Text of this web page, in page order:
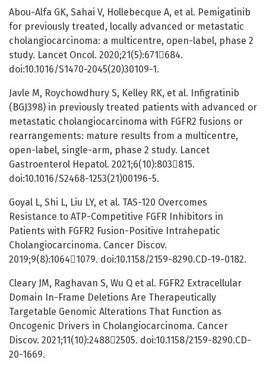
Abou-Alfa GK, Sahai V, Hollebecque A, et al. Pemigatinib
for previously treated, locally advanced or metastatic
cholangiocarcinoma: a multicentre, open-label, phase 2
study. Lancet Oncol. 2020;21(5):671684.
doi:10.1016/S1470-2045(20)30109-1.
Javle M, Roychowdhury S, Kelley RK, et al. Infigratinib
(BGJ398) in previously treated patients with advanced or
metastatic cholangiocarcinoma with FGFR2 fusions or
rearrangements: mature results from a multicentre,
open-label, single-arm, phase 2 study. Lancet
Gastroenterol Hepatol. 2021;6(10):803815.
doi:10.1016/S2468-1253(21)00196-5.
Goyal L, Shi L, Liu LY, et al. TAS-120 Overcomes
Resistance to ATP-Competitive FGFR Inhibitors in
Patients with FGFR2 Fusion-Positive Intrahepatic
Cholangiocarcinoma. Cancer Discov.
2019;9(8):10641079. doi:10.1158/2159-8290.CD-19-0182.
Cleary JM, Raghavan S, Wu Q et al. FGFR2 Extracellular
Domain In-Frame Deletions Are Therapeutically
Targetable Genomic Alterations That Function as
Oncogenic Drivers in Cholangiocarcinoma. Cancer
Discov. 2021;11(10):24882505. doi:10.1158/2159-8290.CD-
20-1669.